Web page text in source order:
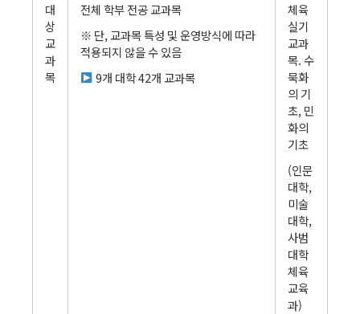
대
상
교
과
목
전체 학부 전공 교과목
※ 단, 교과목 특성 및 운영방식에 따라
적용되지 않을 수 있음
9개 대학 42개 교과목
체육
실기
교과
목. 수
묵화
의 기
초, 민
화의
기초
(인문
대학,
미술
대학,
사범
대학
체육
교육
과)